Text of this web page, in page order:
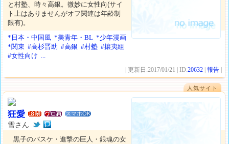
と村塾、時々高銀。微妙に女性向(サイ
ト上はありませんがオフ関連は年齢制
限有)。
*日本・中国風 *美青年・BL *少年漫画
*関東 #高杉晋助 #高銀 #村塾 #攘夷組
#女性向け ...
| 更新日:2017/01/21 | ID:20632 |報告
人気サイト
狂愛 スマホOK
雪さん
黒子のバスケ・進撃の巨人・銀魂の女